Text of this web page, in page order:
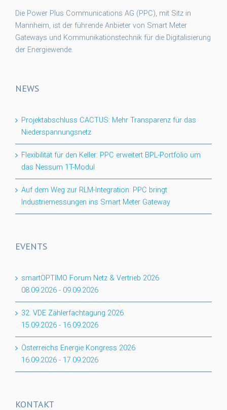
Die Power Plus Communications AG (PPC), mit Sitz in
Mannheim, ist der führende Anbieter von Smart Meter
Gateways und Kommunikationstechnik für die Digitalisierung
der Energiewende.
NEWS
Projektabschluss CACTUS: Mehr Transparenz für das
Niederspannungsnetz
Flexibilität für den Keller: PPC erweitert BPL-Portfolio um
das Nessum 1T-Modul
Auf dem Weg zur RLM-Integration: PPC bringt
Industriemessungen ins Smart Meter Gateway
EVENTS
smartOPTIMO Forum Netz & Vertrieb 2026
08.09.2026 - 09.09.2026
32. VDE Zählerfachtagung 2026
15.09.2026 - 16.09.2026
Österreichs Energie Kongress 2026
16.09.2026 - 17.09.2026
KONTAKT